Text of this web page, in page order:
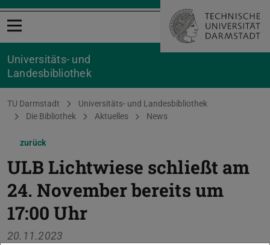
Menü öffnen
Universitäts- und
Landesbibliothek
Sie befinden sich hier:
TU Darmstadt
Universitäts- und Landesbibliothek
Die Bibliothek
Aktuelles News
zurück
ULB Lichtwiese schließt am
24. November bereits um
17:00 Uhr
20.11.2023